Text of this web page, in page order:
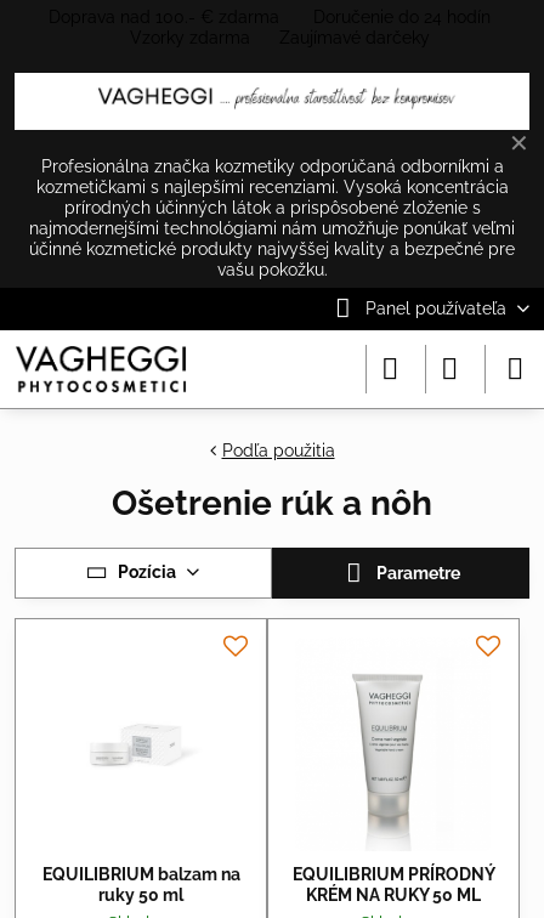
✕
Profesionálna značka kozmetiky odporúčaná odborníkmi a
kozmetičkami s najlepšími recenziami. Vysoká koncentrácia
prírodných účinných látok a prispôsobené zloženie s
najmodernejšími technológiami nám umožňuje ponúkať veľmi
účinné kozmetické produkty najvyššej kvality a bezpečné pre
vašu pokožku.
Panel používateľa
Podľa použitia
Ošetrenie rúk a nôh
Pozícia Parametre
EQUILIBRIUM balzam na
ruky 50 ml
EQUILIBRIUM PRÍRODNÝ
KRÉM NA RUKY 50 ML